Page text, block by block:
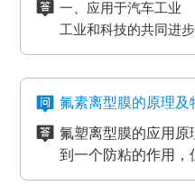
要求。
高分子材料在耐温性
应等。
所以要想得到物美价
牌的产品进行比较，
都相同的情况下选
三、看使用情况
购买离型膜的目的是
需求。质量再好的
方，其性能也不能得
四、看生产厂家
一般品牌大、评价高
而且生产规模也比
性、技术性和规模性
五、看产品价格
不同品牌、不同厂家
会有些差异，而且
一、应用于汽车工业
工业和科技的共同进
产。在汽车工厂当中
摩擦和损耗，所以经
机器，减小损耗。
物流装卸货的过程中
能导致物品损坏。而
具有弹性好、质地紧
点，用在物流装卸平
三、应用于热压机强
想让地板、木门和家
强化。而在这个过程
氟素离型膜的原理及
氟塑离型膜的应用原
到一个防粘的作用，
样，氟在氟塑离型
氟塑离型膜主要应